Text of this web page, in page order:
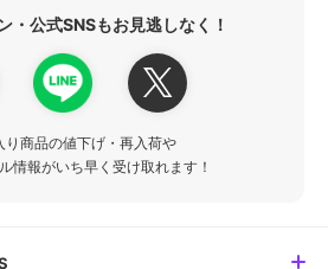
・公式SNSもお見逃しなく！
り商品の値下げ・再入荷や
情報がいち早く受け取れます！